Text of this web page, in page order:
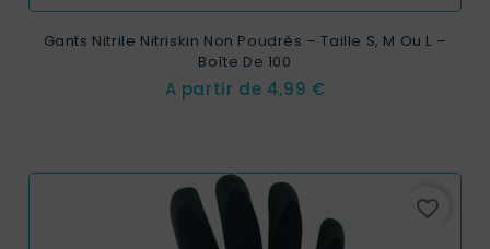
Gants Nitrile Nitriskin Non Poudrés – Taille S, M Ou L –
Boîte De 100
A partir de Prix
4,99 €
favorite_border